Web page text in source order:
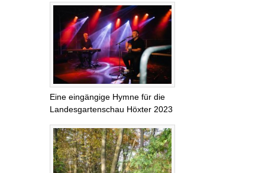
Eine eingängige Hymne für die
Landesgartenschau Höxter 2023